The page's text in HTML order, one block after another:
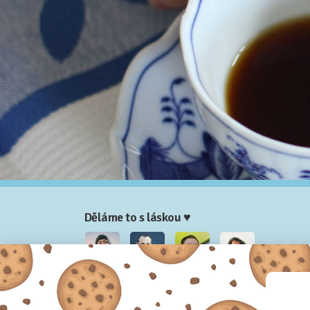
Děláme to s láskou ♥
Nela Josef Honza